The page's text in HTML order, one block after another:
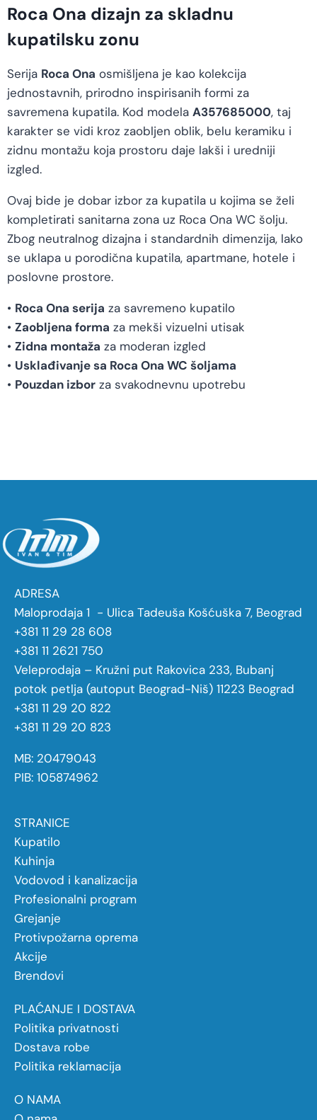
Roca Ona dizajn za skladnu
kupatilsku zonu
Serija Roca Ona osmišljena je kao kolekcija
jednostavnih, prirodno inspirisanih formi za
savremena kupatila. Kod modela A357685000, taj
karakter se vidi kroz zaobljen oblik, belu keramiku i
zidnu montažu koja prostoru daje lakši i uredniji
izgled.
Ovaj bide je dobar izbor za kupatila u kojima se želi
kompletirati sanitarna zona uz Roca Ona WC šolju.
Zbog neutralnog dizajna i standardnih dimenzija, lako
se uklapa u porodična kupatila, apartmane, hotele i
poslovne prostore.
• Roca Ona serija za savremeno kupatilo
• Zaobljena forma za mekši vizuelni utisak
• Zidna montaža za moderan izgled
• Usklađivanje sa Roca Ona WC šoljama
• Pouzdan izbor za svakodnevnu upotrebu
ADRESA
Maloprodaja 1 - Ulica Tadeuša Košćuška 7, Beograd
+381 11 29 28 608
+381 11 2621 750
Veleprodaja – Kružni put Rakovica 233, Bubanj
potok petlja (autoput Beograd-Niš) 11223 Beograd
+381 11 29 20 822
+381 11 29 20 823
MB: 20479043
PIB: 105874962
STRANICE
Kupatilo
Kuhinja
Vodovod i kanalizacija
Profesionalni program
Grejanje
Protivpožarna oprema
Akcije
Brendovi
PLAĆANJE I DOSTAVA
Politika privatnosti
Dostava robe
Politika reklamacija
O NAMA